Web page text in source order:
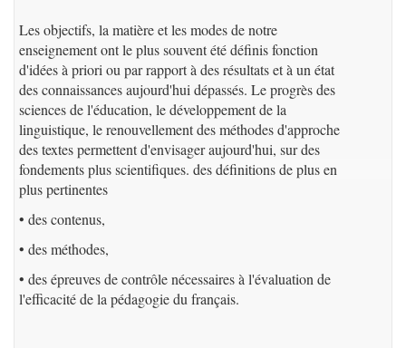
Les objectifs, la matière et les modes de notre
enseignement ont le plus souvent été définis fonction
d'idées à priori ou par rapport à des résultats et à un état
des connaissances aujourd'hui dépassés. Le progrès des
sciences de l'éducation, le développement de la
linguistique, le renouvellement des méthodes d'approche
des textes permettent d'envisager aujourd'hui, sur des
fondements plus scientifiques. des définitions de plus en
plus pertinentes
• des contenus,
• des méthodes,
• des épreuves de contrôle nécessaires à l'évaluation de
l'efficacité de la pédagogie du français.